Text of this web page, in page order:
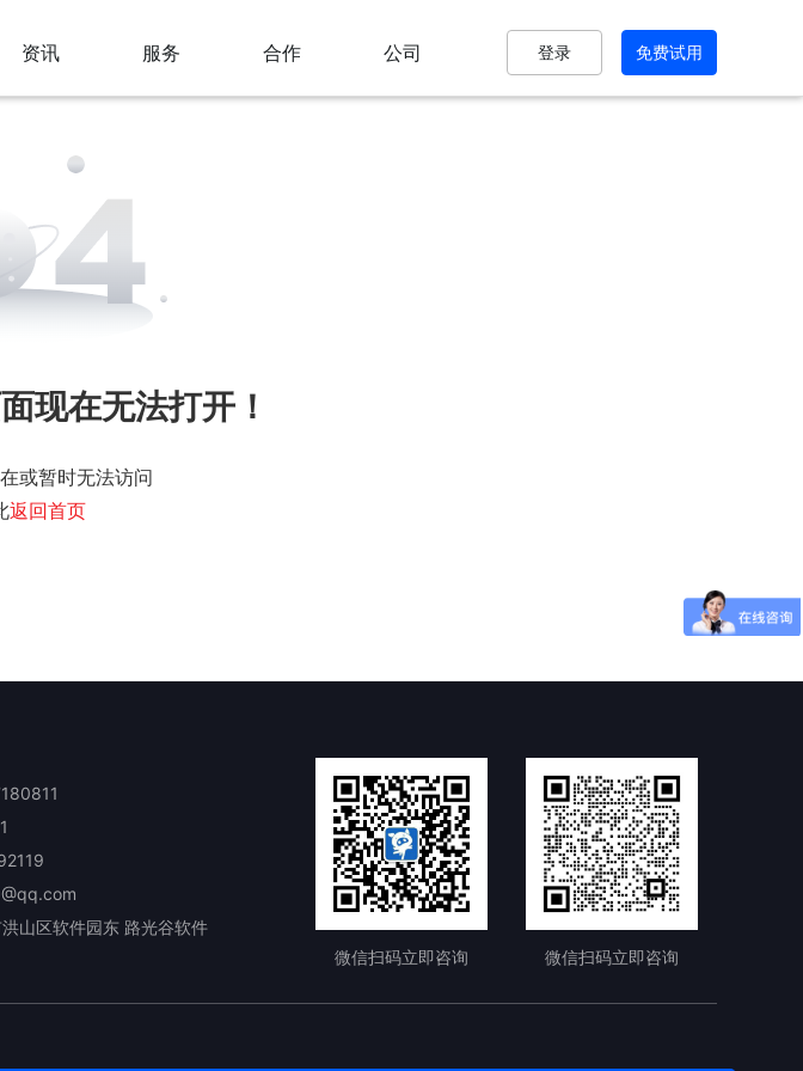
加盟助力打造品牌知名度
小猪V5社群团购分销系统
快速打造属于自己的社群购物圈
小猪V5社交电商平台加盟云仓版
资讯 服务 合作 公司 登录 免费试用
现在无法打开！
或暂时无法访问
返回首页
山区软件园东 路光谷软件
微信扫码立即咨询
微信扫码立即咨询